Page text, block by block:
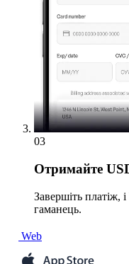
03
Отримайте
Завершіть платіж,
гаманець.
Web